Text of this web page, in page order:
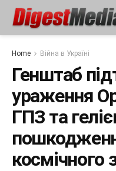
Home Війна в Україні
Генштаб
ураження
ГПЗ та
космічного